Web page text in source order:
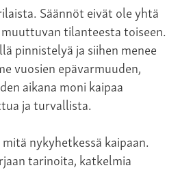
Säännöt eivät ole yhtä
tilanteesta toiseen.
pinnistelyä ja siihen menee
vuosien epävarmuuden,
aikana moni kaipaa
ja turvallista.
nykyhetkessä kaipaan.
tarinoita, katkelmia